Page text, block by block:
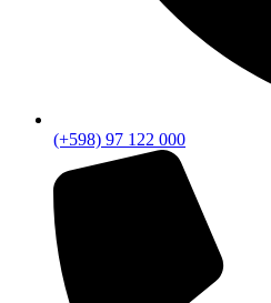
(+598) 97 122 000